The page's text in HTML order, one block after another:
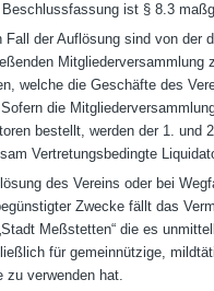
Beschlussfassung ist § 8.3
Fall der Auflösung sind von der
Mitgliederversammlung
welche die Geschäfte des
die
bestellt, werden der 1. und
Vertretungsbedingte
des Vereins oder bei
Zwecke fällt das
Meßstetten“ die es
für gemeinnützige,
zu verwenden hat.